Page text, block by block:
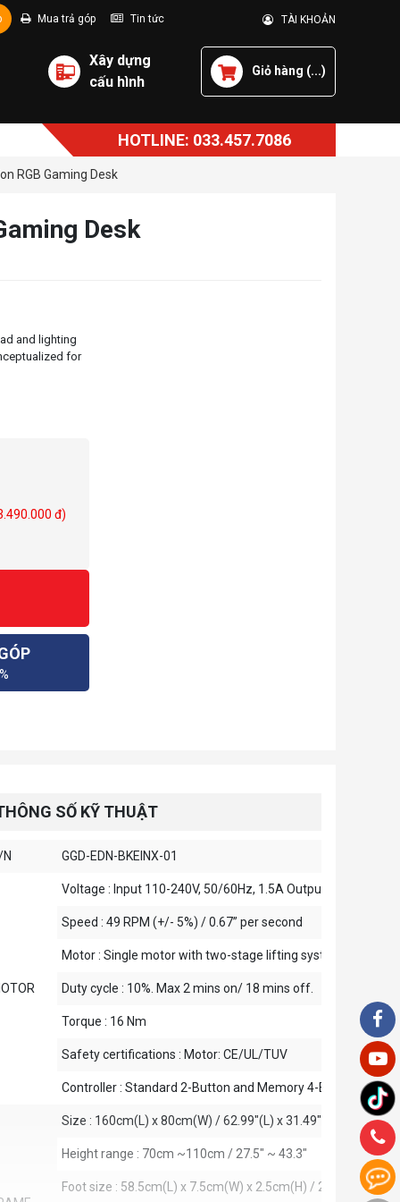
Mua trả góp Tin tức TÀI KHOẢN
Xây dựng
cấu hình
Giỏ hàng (...)
HOTLINE: 033.457.7086
RGB Gaming Desk
Desk
and lighting
for
đ)
SỐ KỸ THUẬT
GGD-EDN-BKEINX-01
Voltage : Input 110-240V, 50/60Hz, 1.5A Output 29V, 2.5A
Speed : 49 RPM (+/- 5%) / 0.67” per second
Motor : Single motor with two-stage lifting system
Duty cycle : 10%. Max 2 mins on/ 18 mins off.
Torque : 16 Nm
Safety certifications : Motor: CE/UL/TUV
Controller : Standard 2-Button and Memory 4-Button
Size : 160cm(L) x 80cm(W) / 62.99"(L) x 31.49"(W)
Height range : 70cm ~110cm / 27.5" ~ 43.3"
Foot size : 58.5cm(L) x 7.5cm(W) x 2.5cm(H) / 23"(L) x